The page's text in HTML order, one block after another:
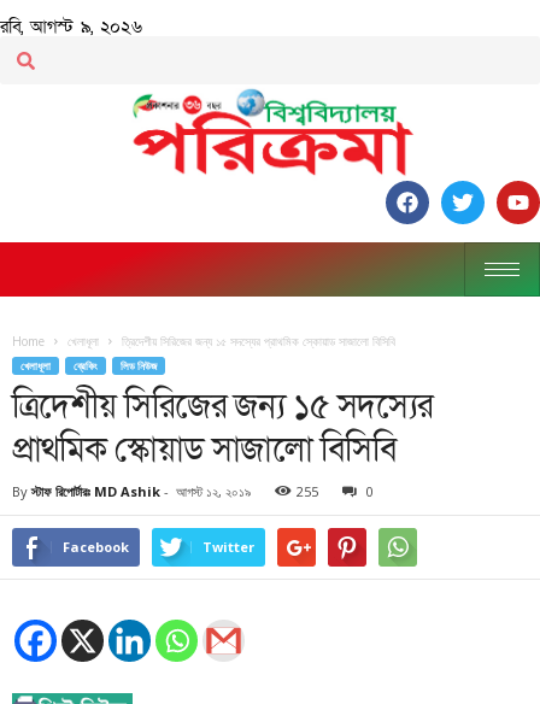
রবি, আগস্ট ৯, ২০২৬
Home খেলাধূলা ত্রিদেশীয় সিরিজের জন্য ১৫ সদস্যের প্রাথমিক স্কোয়াড সাজালো বিসিবি
খেলাধূলা ব্রেকিং লিড নিউজ
ত্রিদেশীয় সিরিজের জন্য ১৫ সদস্যের
প্রাথমিক স্কোয়াড সাজালো বিসিবি
By স্টাফ রিপোর্টারঃ MD Ashik - আগস্ট ১২, ২০১৯ 255 0
Facebook Twitter